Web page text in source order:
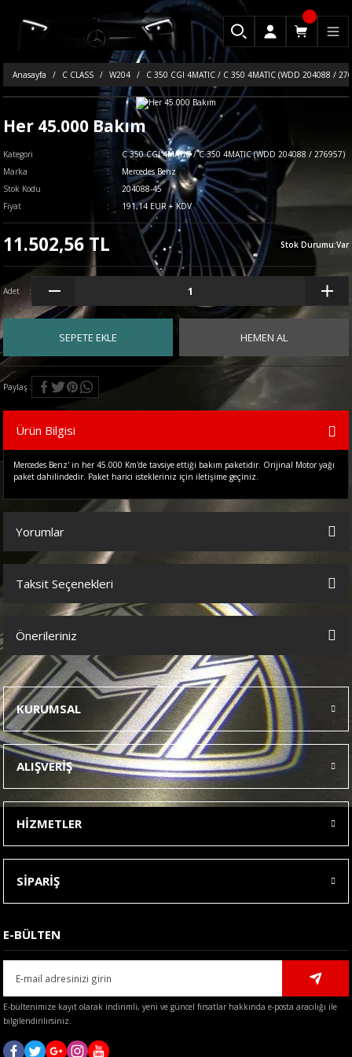
Anasayfa C CLASS W204 C 350 CGI 4MATIC / C 350 4MATIC (WDD 204088 /
Her 45.000 Bakım
Kategori
C 350 CGI 4MATIC / C 350 4MATIC (WDD 204088 / 276957)
Marka
Mercedes Benz
Stok Kodu
204088-45
Fiyat
191,14 EUR + KDV
11.502,56 TL Stok Durumu:Var
Adet
SEPETE EKLE HEMEN AL
Paylaş
Ürün Bilgisi
Mercedes Benz' in her 45.000 Km'de tavsiye ettiği bakım paketidir. Orijinal Motor yağı
paket dahilindedir. Paket harici istekleriniz için iletişime geçiniz.
Yorumlar
Bu ürüne ilk yorumu siz yapın!
Taksit Seçenekleri
Önerileriniz
Bu ürünün fiyat bilgisi, resim, ürün açıklamalarında ve diğer
konularda yetersiz gördüğünüz noktaları öneri formunu kullanarak
tarafımıza iletebilirsiniz.
Görüş ve önerileriniz için teşekkür ederiz.
Ürün resmi kalitesiz, bozuk veya görüntülenemiyor.
Ürün açıklamasında eksik bilgiler bulunuyor.
Ürün bilgilerinde hatalar bulunuyor.
Ürün fiyatı diğer sitelerden daha pahalı.
Bu ürüne benzer farklı alternatifler olmalı.
Gönder
KURUMSAL
ALIŞVERİŞ
HİZMETLER
SİPARİŞ
E-BÜLTEN
E-bültenimize kayıt olarak indirimli, yeni ve güncel fırsatlar hakkında e-posta aracılığı ile
bilgilendirilirsiniz.